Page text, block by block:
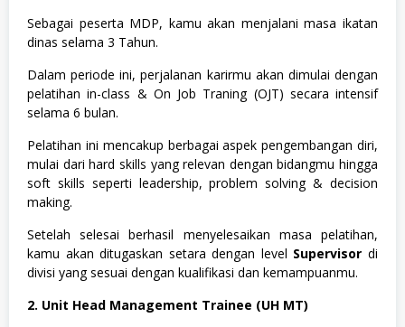
Sebagai peserta MDP, kamu akan menjalani masa ikatan
dinas selama 3 Tahun.
Dalam periode ini, perjalanan karirmu akan dimulai dengan
pelatihan in-class & On Job Traning (OJT) secara intensif
selama 6 bulan.
Pelatihan ini mencakup berbagai aspek pengembangan diri,
mulai dari hard skills yang relevan dengan bidangmu hingga
soft skills seperti leadership, problem solving & decision
making.
Setelah selesai berhasil menyelesaikan masa pelatihan,
kamu akan ditugaskan setara dengan level Supervisor di
divisi yang sesuai dengan kualifikasi dan kemampuanmu.
2. Unit Head Management Trainee (UH MT)